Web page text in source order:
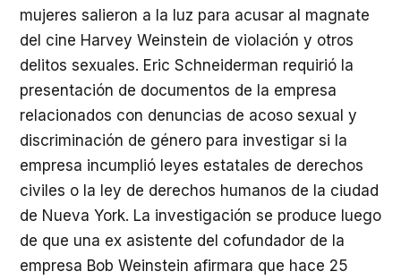
mujeres salieron a la luz para acusar al magnate
del cine Harvey Weinstein de violación y otros
delitos sexuales. Eric Schneiderman requirió la
presentación de documentos de la empresa
relacionados con denuncias de acoso sexual y
discriminación de género para investigar si la
empresa incumplió leyes estatales de derechos
civiles o la ley de derechos humanos de la ciudad
de Nueva York. La investigación se produce luego
de que una ex asistente del cofundador de la
empresa Bob Weinstein afirmara que hace 25